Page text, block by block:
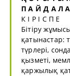
П А Й Д А Л
К І Р І С П Е
Бiтiру
қатынастар:
түрлері,
қызметі,
қаржылық